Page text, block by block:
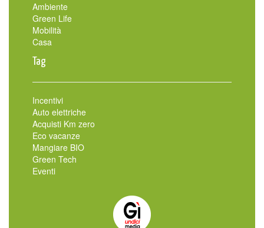
Ambiente
Green Life
Mobilità
Casa
Tag
Incentivi
Auto elettriche
Acquisti Km zero
Eco vacanze
Mangiare BIO
Green Tech
Eventi